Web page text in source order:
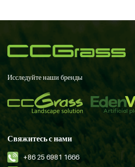
Исследуйте наши бренды
Свяжитесь с нами
+86 25 6981 1666